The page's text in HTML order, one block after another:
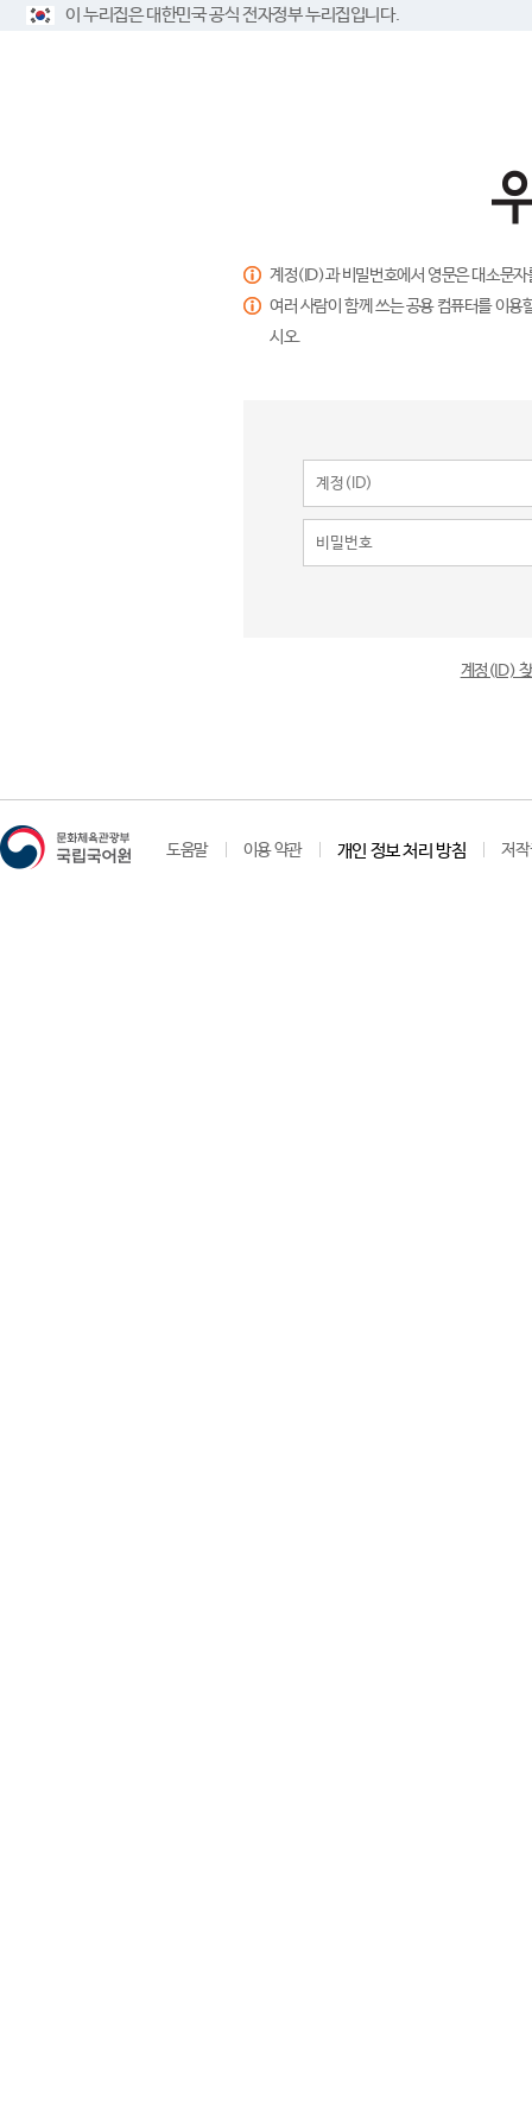
이 누리집은 대한민국 공식 전자정부 누리집입니다.
계정(ID)과 비밀번호에서 영문은 대소문
여러 사람이 함께 쓰는 공용 컴퓨터를 이
시오.
계정(ID)
도움말 이용 약관 개인 정보 처리 방침 저